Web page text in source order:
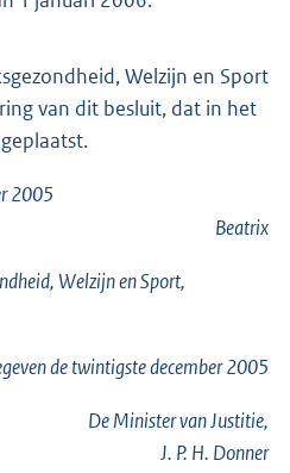
Welzijn en Sport
van dit besluit, dat in het
2005
Beatrix
Welzijn en Sport,
detwintigstedecember 2005
De Minister van Justitie,
J. P. H. Donner